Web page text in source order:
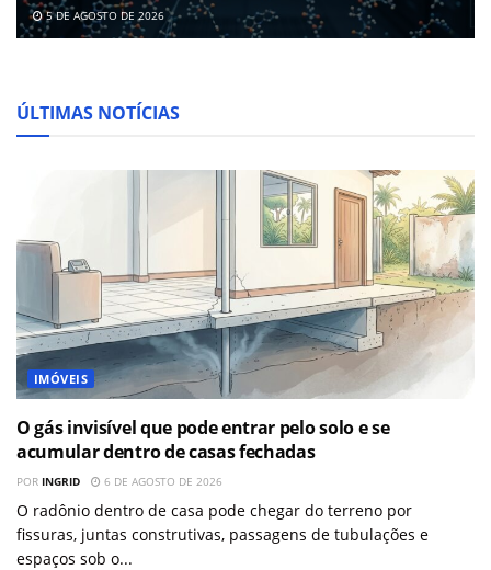
5 DE AGOSTO DE 2026
ÚLTIMAS NOTÍCIAS
IMÓVEIS
O gás invisível que pode entrar pelo solo e se
acumular dentro de casas fechadas
POR INGRID 6 DE AGOSTO DE 2026
O radônio dentro de casa pode chegar do terreno por
fissuras, juntas construtivas, passagens de tubulações e
espaços sob o...